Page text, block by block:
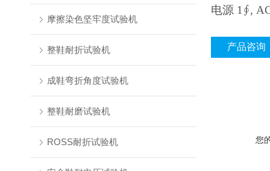
摩擦染色坚牢度试验机
整鞋耐折试验机
成鞋弯折角度试验机
整鞋耐磨试验机
ROSS耐折试验机
电源 1∮,
产品咨询
您